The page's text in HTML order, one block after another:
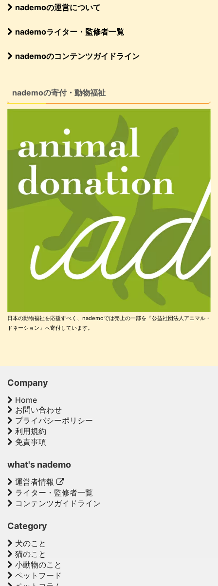
nademoの運営について
nademoライター・監修者一覧
nademoのコンテンツガイドライン
nademoの寄付・動物福祉
日本の動物福祉を応援すべく、nademoでは売上の一部を『公益社団法人アニマル・
ドネーション』へ寄付しています。
Company
Home
お問い合わせ
プライバシーポリシー
利用規約
免責事項
what's nademo
運営者情報
ライター・監修者一覧
コンテンツガイドライン
Category
犬のこと
猫のこと
小動物のこと
ペットフード